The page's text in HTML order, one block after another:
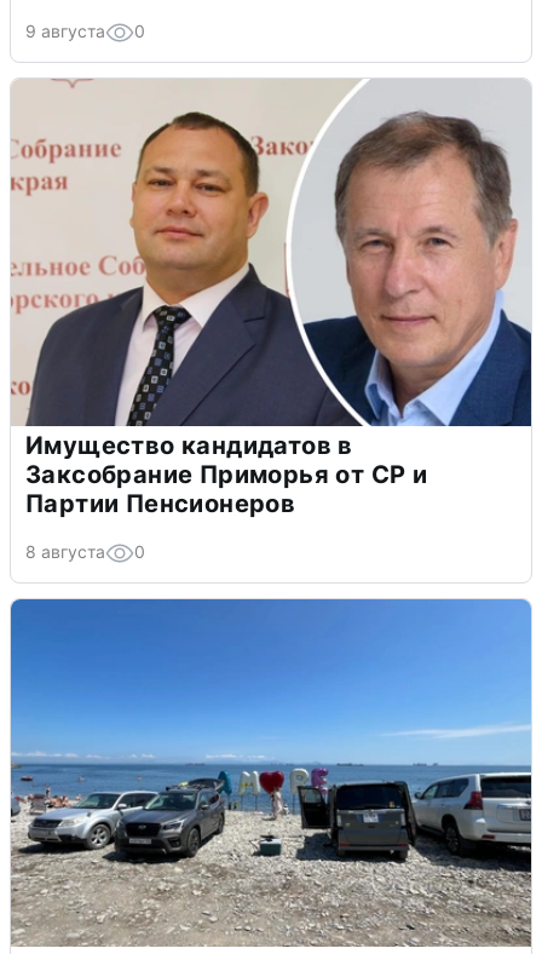
9 августа 0
Имущество кандидатов в
Заксобрание Приморья от СР и
Партии Пенсионеров
8 августа 0